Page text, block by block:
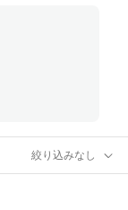
絞り込みなし